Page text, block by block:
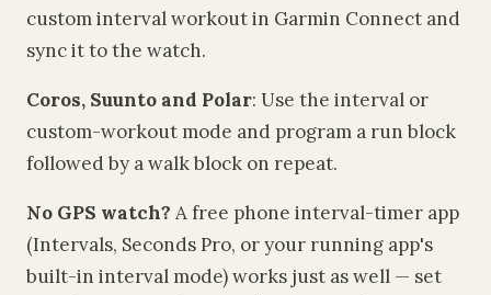
custom interval workout in Garmin Connect and
sync it to the watch.
Coros, Suunto and Polar: Use the interval or
custom-workout mode and program a run block
followed by a walk block on repeat.
No GPS watch? A free phone interval-timer app
(Intervals, Seconds Pro, or your running app's
built-in interval mode) works just as well — set